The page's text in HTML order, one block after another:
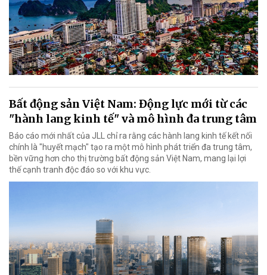
Bất động sản Việt Nam: Động lực mới từ các
"hành lang kinh tế" và mô hình đa trung tâm
Báo cáo mới nhất của JLL chỉ ra rằng các hành lang kinh tế kết nối
chính là "huyết mạch" tạo ra một mô hình phát triển đa trung tâm,
bền vững hơn cho thị trường bất động sản Việt Nam, mang lại lợi
thế cạnh tranh độc đáo so với khu vực.